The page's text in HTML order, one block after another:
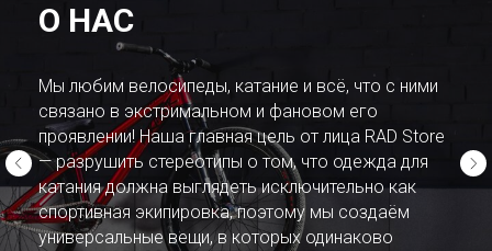
О НАС
Мы любим велосипеды, катание и всё, что с ними
связано в экстримальном и фановом его
проявлении! Наша главная цель от лица RAD Store
— разрушить стереотипы о том, что одежда для
катания должна выглядеть исключительно как
спортивная экипировка, поэтому мы создаём
универсальные вещи, в которых одинаково